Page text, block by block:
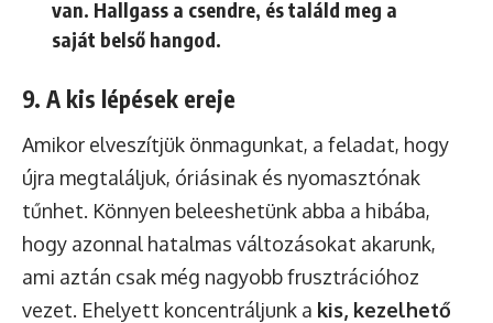
van. Hallgass a csendre, és találd meg a
saját belső hangod.
9. A kis lépések ereje
Amikor elveszítjük önmagunkat, a feladat, hogy
újra megtaláljuk, óriásinak és nyomasztónak
tűnhet. Könnyen beleeshetünk abba a hibába,
hogy azonnal hatalmas változásokat akarunk,
ami aztán csak még nagyobb frusztrációhoz
vezet. Ehelyett koncentráljunk a kis, kezelhető